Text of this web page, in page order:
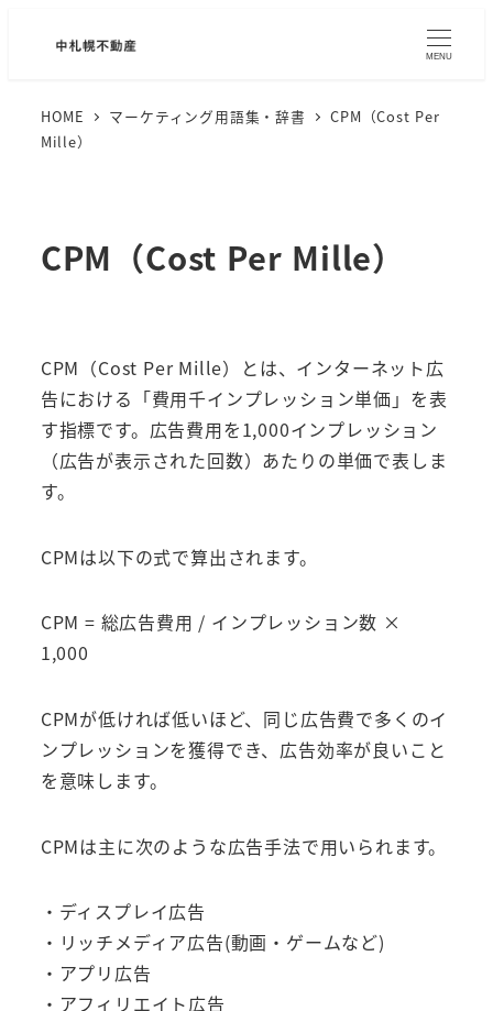
MENU
HOME マーケティング用語集・辞書
CPM（Cost Per
Mille）
CPM（Cost Per Mille）
CPM（Cost Per Mille）とは、インターネット広
告における「費用千インプレッション単価」を表
す指標です。広告費用を1,000インプレッション
（広告が表示された回数）あたりの単価で表しま
す。
CPMは以下の式で算出されます。
CPM = 総広告費用 / インプレッション数 ×
1,000
CPMが低ければ低いほど、同じ広告費で多くのイ
ンプレッションを獲得でき、広告効率が良いこと
を意味します。
CPMは主に次のような広告手法で用いられます。
・ディスプレイ広告
・リッチメディア広告(動画・ゲームなど)
・アプリ広告
・アフィリエイト広告